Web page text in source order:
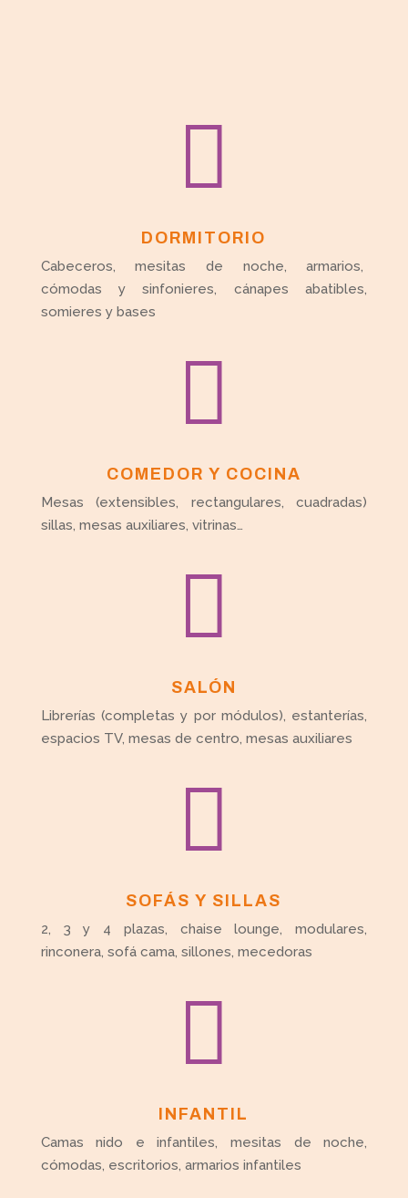

DORMITORIO
Cabeceros, mesitas de noche, armarios,
cómodas y sinfonieres, cánapes abatibles,
somieres y bases

COMEDOR Y COCINA
Mesas (extensibles, rectangulares, cuadradas)
sillas, mesas auxiliares, vitrinas…

SALÓN
Librerías (completas y por módulos), estanterías,
espacios TV, mesas de centro, mesas auxiliares

SOFÁS Y SILLAS
2, 3 y 4 plazas, chaise lounge, modulares,
rinconera, sofá cama, sillones, mecedoras

INFANTIL
Camas nido e infantiles, mesitas de noche,
cómodas, escritorios, armarios infantiles